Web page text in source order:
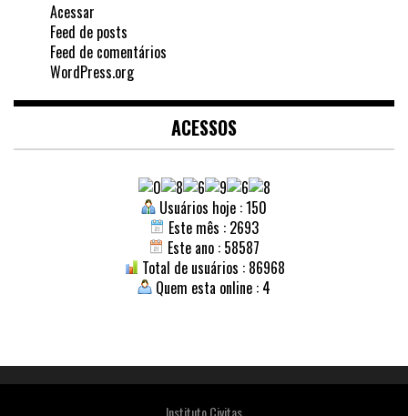
Acessar
Feed de posts
Feed de comentários
WordPress.org
ACESSOS
Usuários hoje : 150
Este mês : 2693
Este ano : 58587
Total de usuários : 86968
Quem esta online : 4
Instituto Civitas